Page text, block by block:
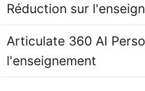
Réduction sur
Articulate 360 AI
l'enseignement